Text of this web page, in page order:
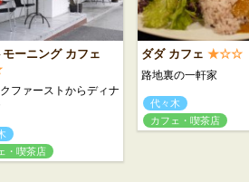
モーニング カフェ
ファーストからディナ
・喫茶店
ダダ カフェ ★☆☆
路地裏の一軒家
代々木
カフェ・喫茶店